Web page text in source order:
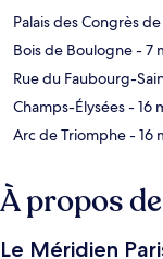
Palais des Congrès de
Bois de Boulogne- 7
Rue du Faubourg-
Champs-Élysées- 16
Arc de Triomphe- 16
À propos
Le Méridien